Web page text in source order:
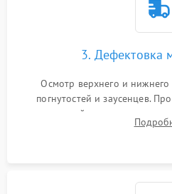
3. Дефектовка
Осмотр верхнего и нижнего
погнутостей и заусенцев.
кромок ножей, состояния
и механизма